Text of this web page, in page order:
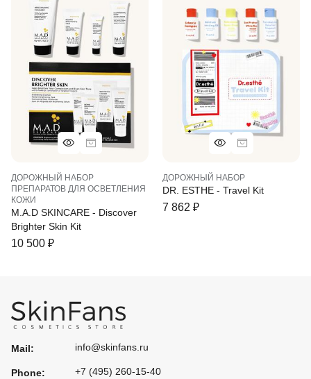
ДОРОЖНЫЙ НАБОР
ПРЕПАРАТОВ ДЛЯ ОСВЕТЛЕНИЯ
КОЖИ
M.A.D SKINCARE - Discover
Brighter Skin Kit
10 500 ₽
ДОРОЖНЫЙ НАБОР
DR. ESTHE - Travel Kit
7 862 ₽
Mail:
Phone:
info@skinfans.ru
+7 (495) 260-15-40